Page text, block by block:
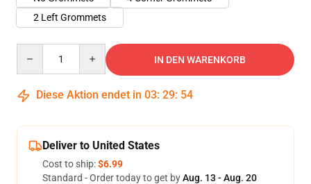
2 Left Grommets
IN DEN WARENKORB
Diese Aktion endet in 03: 29: 54
Deliver to United States
Cost to ship:$6.99
Standard - Order today to get byAug. 13 - Aug. 20